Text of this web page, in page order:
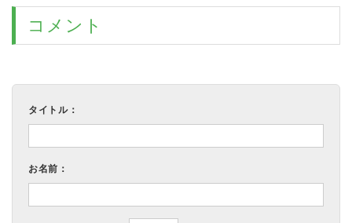
コメント
タイトル：
お名前：